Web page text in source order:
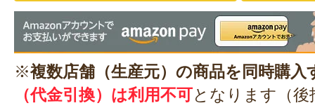
※複数店舗（生産元）の商品を同時購入
（代金引換）は利用不可となります（